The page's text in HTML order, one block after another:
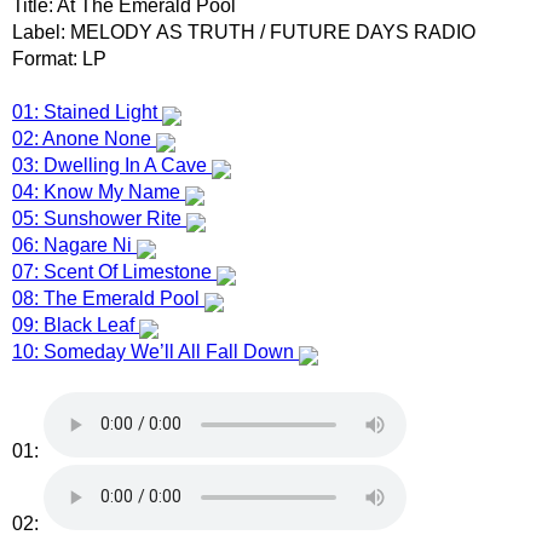
Title: At The Emerald Pool
Label: MELODY AS TRUTH / FUTURE DAYS RADIO
Format: LP
01: Stained Light
02: Anone None
03: Dwelling In A Cave
04: Know My Name
05: Sunshower Rite
06: Nagare Ni
07: Scent Of Limestone
08: The Emerald Pool
09: Black Leaf
10: Someday We’ll All Fall Down
01:
02: